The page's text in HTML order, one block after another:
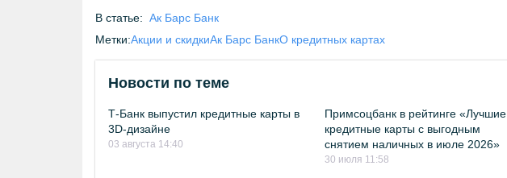
В статье: Ак Барс Банк
Метки:Акции и скидкиАк Барс БанкО кредитных картах
Новости по теме
Т-Банк выпустил кредитные карты в
3D-дизайне
03 августа 14:40
Примсоцбанк в рейтинге «Лучшие
кредитные карты с выгодным
снятием наличных в июле 2026»
30 июля 11:58